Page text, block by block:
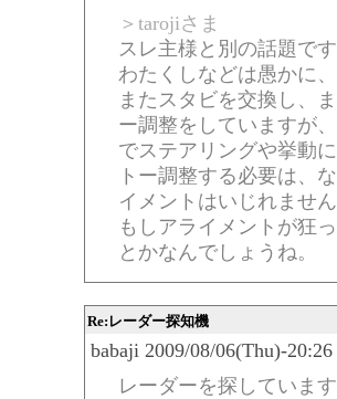
＞tarojiさま
スレ主様と別の話題で
わたくしなどは愚かに
またスタビを交換し、
ー調整をしていますが
でステアリングや挙動
トー調整する必要は、
イメントはいじれませ
もしアライメントが狂
とかなんでしょうね。
Re:レーダー探知機
babaji 2009/08/06(Thu)-
レーダーを探していま